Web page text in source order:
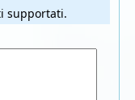
supportati.